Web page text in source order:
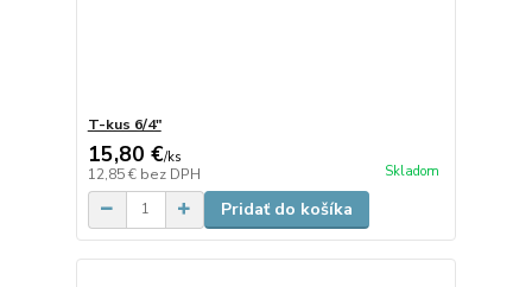
T-kus 6/4"
15,80 €/ks
12,85 € bez DPH Skladom
Pridať do košíka